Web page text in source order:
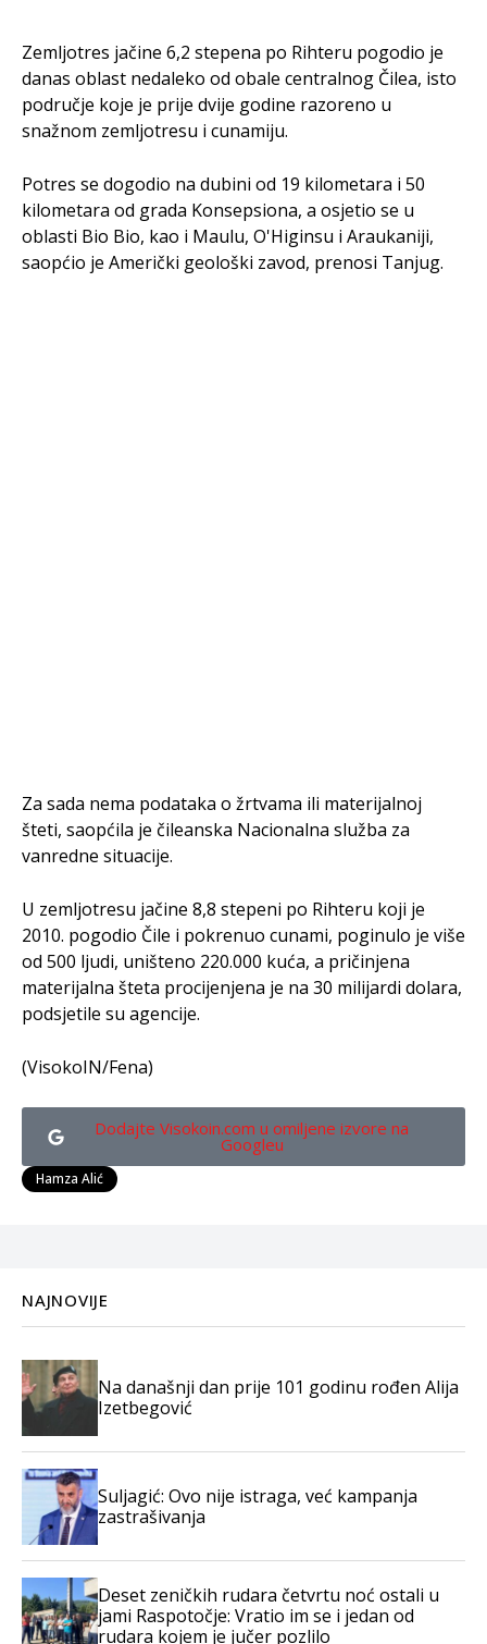
Zemljotres jačine 6,2 stepena po Rihteru pogodio je
danas oblast nedaleko od obale centralnog Čilea, isto
područje koje je prije dvije godine razoreno u
snažnom zemljotresu i cunamiju.
Potres se dogodio na dubini od 19 kilometara i 50
kilometara od grada Konsepsiona, a osjetio se u
oblasti Bio Bio, kao i Maulu, O'Higinsu i Araukaniji,
saopćio je Američki geološki zavod, prenosi Tanjug.
Za sada nema podataka o žrtvama ili materijalnoj
šteti, saopćila je čileanska Nacionalna služba za
vanredne situacije.
U zemljotresu jačine 8,8 stepeni po Rihteru koji je
2010. pogodio Čile i pokrenuo cunami, poginulo je više
od 500 ljudi, uništeno 220.000 kuća, a pričinjena
materijalna šteta procijenjena je na 30 milijardi dolara,
podsjetile su agencije.
(VisokoIN/Fena)
Dodajte Visokoin.com u omiljene izvore na
Googleu
Hamza Alić
NAJNOVIJE
Na današnji dan prije 101 godinu rođen Alija
Izetbegović
Suljagić: Ovo nije istraga, već kampanja
zastrašivanja
Deset zeničkih rudara četvrtu noć ostali u
jami Raspotočje: Vratio im se i jedan od
rudara kojem je jučer pozlilo